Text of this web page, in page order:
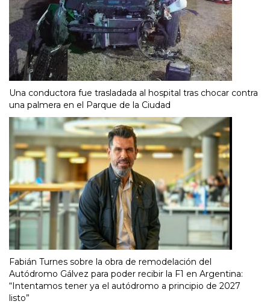
Una conductora fue trasladada al hospital tras chocar contra
una palmera en el Parque de la Ciudad
Fabián Turnes sobre la obra de remodelación del
Autódromo Gálvez para poder recibir la F1 en Argentina:
“Intentamos tener ya el autódromo a principio de 2027
listo”